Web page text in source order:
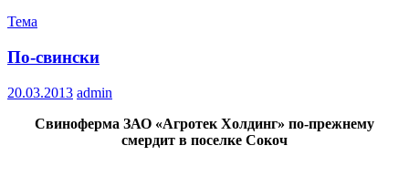
Тема
По-свински
20.03.2013 admin
Свиноферма ЗАО «Агротек Холдинг» по-прежнему
смердит в поселке Сокоч